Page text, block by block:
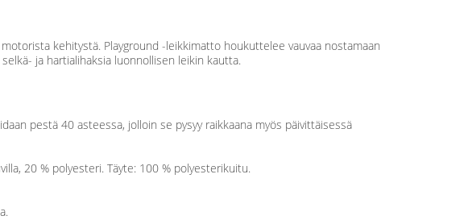
kehitystä. Playground -leikkimatto houkuttelee vauvaa nostamaan
ja hartialihaksia luonnollisen leikin kautta.
pestä 40 asteessa, jolloin se pysyy raikkaana myös päivittäisessä
20 % polyesteri. Täyte: 100 % polyesterikuitu.